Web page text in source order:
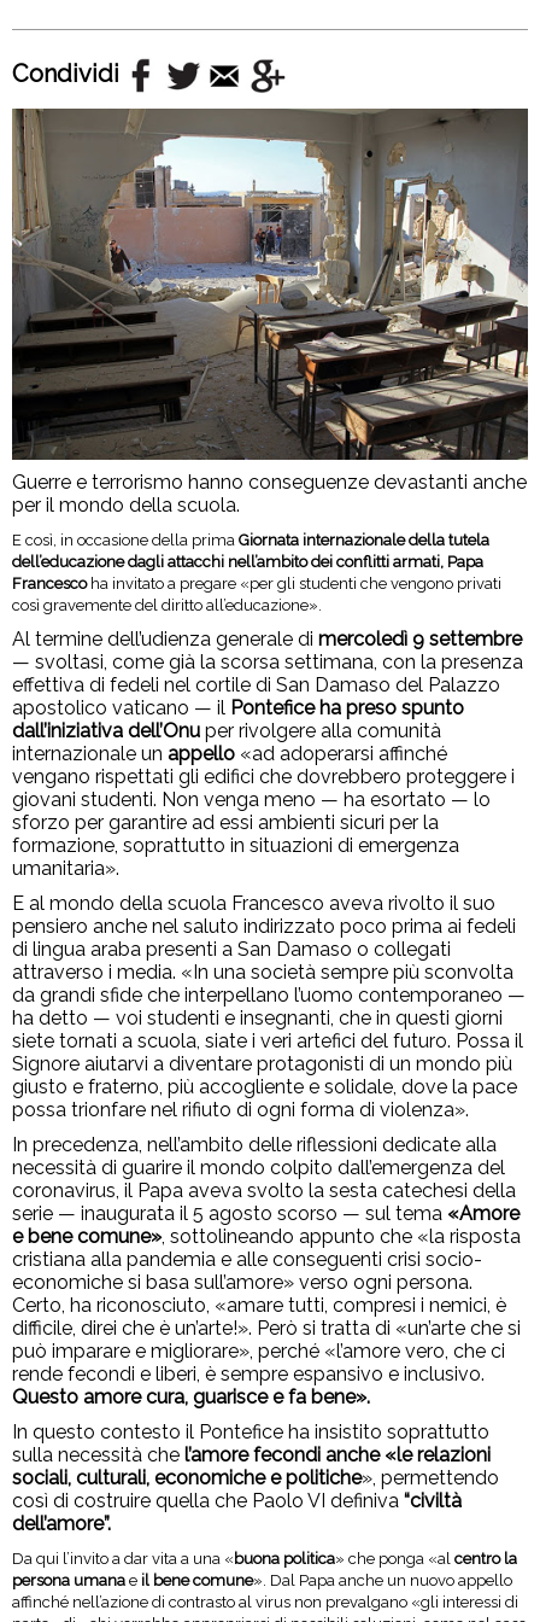
Condividi
Guerre e terrorismo hanno conseguenze devastanti anche
per il mondo della scuola.
E così, in occasione della prima Giornata internazionale della tutela
dell’educazione dagli attacchi nell’ambito dei conflitti armati, Papa
Francescoha invitato a pregare «per gli studenti che vengono privati
così gravemente del diritto all’educazione».
Al termine dell’udienza generale di mercoledì 9 settembre
— svoltasi, come già la scorsa settimana, con la presenza
effettiva di fedeli nel cortile di San Damaso del Palazzo
apostolico vaticano — il Pontefice ha preso spunto
dall’iniziativa dell’Onu per rivolgere alla comunità
internazionale un appello «ad adoperarsi affinché
vengano rispettati gli edifici che dovrebbero proteggere i
giovani studenti. Non venga meno — ha esortato — lo
sforzo per garantire ad essi ambienti sicuri per la
formazione, soprattutto in situazioni di emergenza
umanitaria».
E al mondo della scuola Francesco aveva rivolto il suo
pensiero anche nel saluto indirizzato poco prima ai fedeli
di lingua araba presenti a San Damaso o collegati
attraverso i media. «In una società sempre più sconvolta
da grandi sfide che interpellano l’uomo contemporaneo —
ha detto — voi studenti e insegnanti, che in questi giorni
siete tornati a scuola, siate i veri artefici del futuro. Possa il
Signore aiutarvi a diventare protagonisti di un mondo più
giusto e fraterno, più accogliente e solidale, dove la pace
possa trionfare nel rifiuto di ogni forma di violenza».
In precedenza, nell’ambito delle riflessioni dedicate alla
necessità di guarire il mondo colpito dall’emergenza del
coronavirus, il Papa aveva svolto la sesta catechesi della
serie — inaugurata il 5 agosto scorso — sul tema «Amore
e bene comune», sottolineando appunto che «la risposta
cristiana alla pandemia e alle conseguenti crisi socio-
economiche si basa sull’amore» verso ogni persona.
Certo, ha riconosciuto, «amare tutti, compresi i nemici, è
difficile, direi che è un’arte!». Però si tratta di «un’arte che si
può imparare e migliorare», perché «l’amore vero, che ci
rende fecondi e liberi, è sempre espansivo e inclusivo.
Questo amore cura, guarisce e fa bene».
In questo contesto il Pontefice ha insistito soprattutto
sulla necessità che l’amore fecondi anche «le relazioni
sociali, culturali, economiche e politiche», permettendo
così di costruire quella che Paolo VI definiva “civiltà
dell’amore”.
Da qui l’invito a dar vita a una « buona politica» che ponga «al centro la
persona umana e il bene comune». Dal Papa anche un nuovo appello
affinché nell’azione di contrasto al virus non prevalgano «gli interessi di